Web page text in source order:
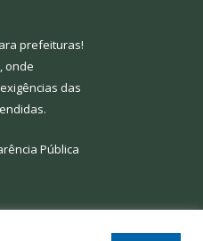
prefeituras!
onde
das
Pública